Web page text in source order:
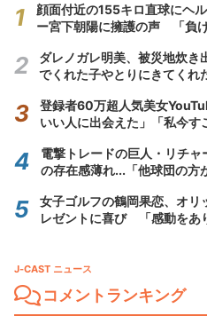
顔面付近の155キロ直球にヘ
ー宮下朝陽に擁護の声 「負
ダレノガレ明美、被災地炊き
でくれた子やとりにきてくれ
登録者60万超人気美女
いい人に出会えた」「私今す
電撃トレードの巨人・リチ
の存在感薄れ...「他球団の方
女子ゴルフの鶴岡果恋、オリ
レゼントに喜び 「感動をあ
J-CAST ニュース
コメントランキング